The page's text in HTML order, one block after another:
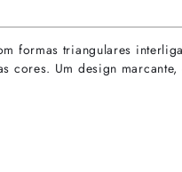
formas triangulares
cores. Um design